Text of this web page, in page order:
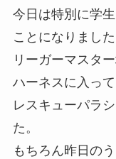
今日は特別に学
ことになりました
リーガーマスタ
ハーネスに入っ
レスキューパラ
た。
もちろん昨日の